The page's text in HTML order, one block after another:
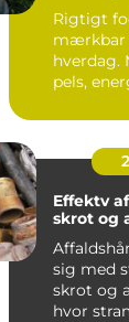
Rigtigt
mærkbar
hverdag.
pels,
Effektv
skrot og
sig med
skrot og
hvor